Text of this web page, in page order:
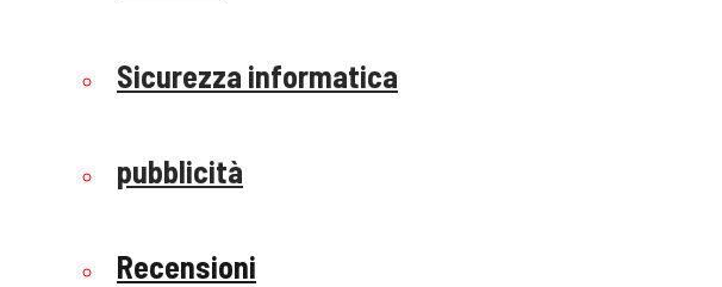
Sicurezza informatica
pubblicità
Recensioni